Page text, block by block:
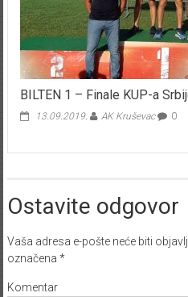
BILTEN 1 – Finale KUP-a
13.09.2019. AK Kruševac 0
Ostavite odgovor
Vaša adresa e-pošte neće biti
označena *
Komentar